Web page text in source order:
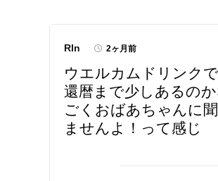
RIn 2ヶ月前
ウエルカムドリンク
還暦まで少しあるの
ごくおばあちゃんに
ませんよ！って感じ